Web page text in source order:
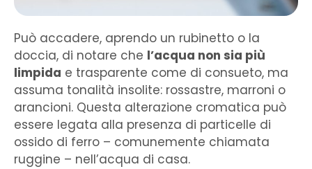
Può accadere, aprendo un rubinetto o la
doccia, di notare che l’acqua non sia più
limpida e trasparente come di consueto, ma
assuma tonalità insolite: rossastre, marroni o
arancioni. Questa alterazione cromatica può
essere legata alla presenza di particelle di
ossido di ferro – comunemente chiamata
ruggine – nell’acqua di casa.